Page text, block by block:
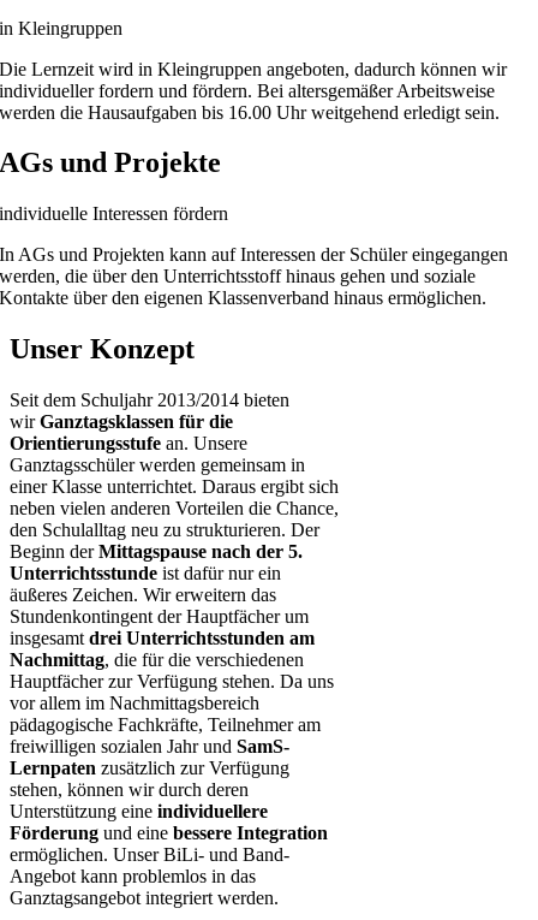
in Kleingruppen
Die Lernzeit wird in Kleingruppen angeboten, dadurch können wir
individueller fordern und fördern. Bei altersgemäßer Arbeitsweise
werden die Hausaufgaben bis 16.00 Uhr weitgehend erledigt sein.
AGs und Projekte
individuelle Interessen fördern
In AGs und Projekten kann auf Interessen der Schüler eingegangen
werden, die über den Unterrichtsstoff hinaus gehen und soziale
Kontakte über den eigenen Klassenverband hinaus ermöglichen.
Unser Konzept
Seit dem Schuljahr 2013/2014 bieten
wirGanztagsklassen für die
Orientierungsstufe an. Unsere
Ganztagsschüler werden gemeinsam in
einer Klasse unterrichtet. Daraus ergibt sich
neben vielen anderen Vorteilen die Chance,
den Schulalltag neu zu strukturieren. Der
Beginn derMittagspause nach der 5.
Unterrichtsstunde ist dafür nur ein
äußeres Zeichen. Wir erweitern das
Stundenkontingent der Hauptfächer um
insgesamt drei Unterrichtsstunden am
Nachmittag, die für die verschiedenen
Hauptfächer zur Verfügung stehen. Da uns
vor allem im Nachmittagsbereich
pädagogische Fachkräfte, Teilnehmer am
freiwilligen sozialen Jahr und SamS-
Lernpaten zusätzlich zur Verfügung
stehen, können wir durch deren
Unterstützung eine individuellere
Förderung und eine bessere Integration
ermöglichen. Unser BiLi- und Band-
Angebot kann problemlos in das
Ganztagsangebot integriert werden.